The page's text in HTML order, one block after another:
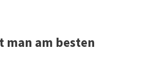
man am besten